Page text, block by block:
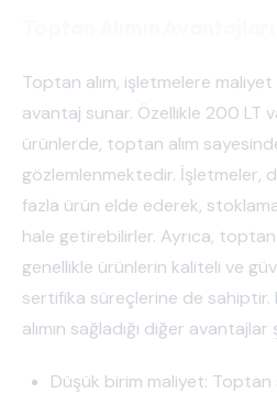
Toptan alım, işletmelere maliyet
avantaj sunar. Özellikle 200 LT
ürünlerde, toptan alım
gözlemlenmektedir. İşletmeler,
fazla ürün elde ederek,
hale getirebilirler. Ayrıca,
genellikle ürünlerin kaliteli ve
sertifika süreçlerine de
alımın sağladığı diğer avantajlar
Düşük birim maliyet: Toptan